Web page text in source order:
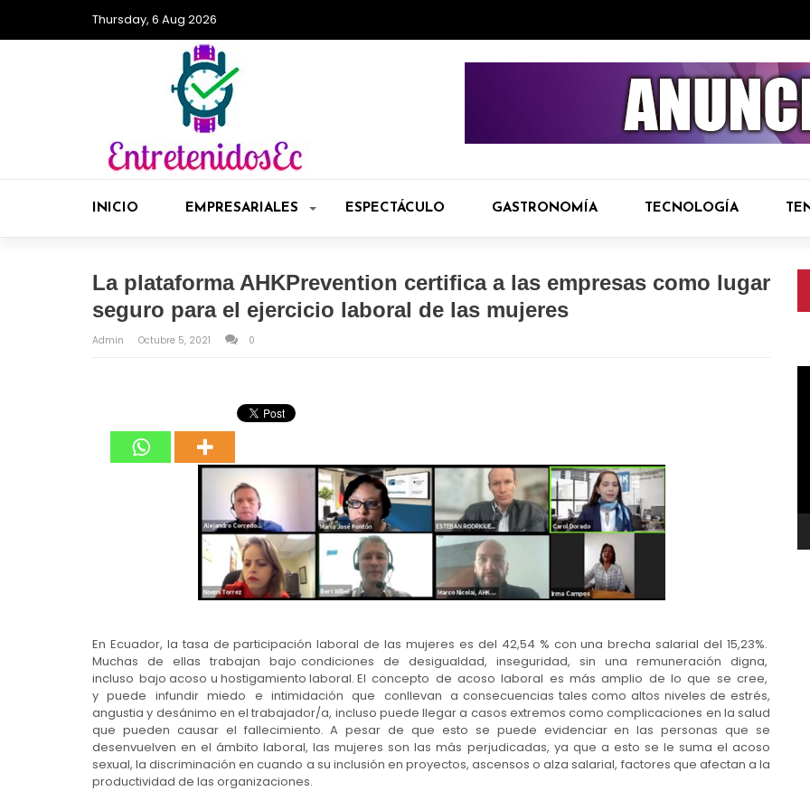
Thursday, 6 Aug 2026
INICIO EMPRESARIALES ESPECTÁCULO GASTRONOMÍA TECNOLOGÍA
La plataforma AHKPrevention certifica a las empresas como lugar
seguro para el ejercicio laboral de las mujeres
Admin Octubre 5, 2021 0
En Ecuador, la tasa de participación laboral de las mujeres es del 42,54 % con una brecha salarial del 15,23%.
Muchas de ellas trabajan bajo condiciones de desigualdad, inseguridad, sin una remuneración digna,
incluso bajo acoso u hostigamiento laboral. El concepto de acoso laboral es más amplio de lo que se cree,
y puede infundir miedo e intimidación que conllevan a consecuencias tales como altos niveles de estrés,
angustia y desánimo en el trabajador/a, incluso puede llegar a casos extremos como complicaciones en la salud
que pueden causar el fallecimiento. A pesar de que esto se puede evidenciar en las personas que se
desenvuelven en el ámbito laboral, las mujeres son las más perjudicadas, ya que a esto se le suma el acoso
sexual, la discriminación en cuando a su inclusión en proyectos, ascensos o alza salarial, factores que afectan a la
productividad de las organizaciones.